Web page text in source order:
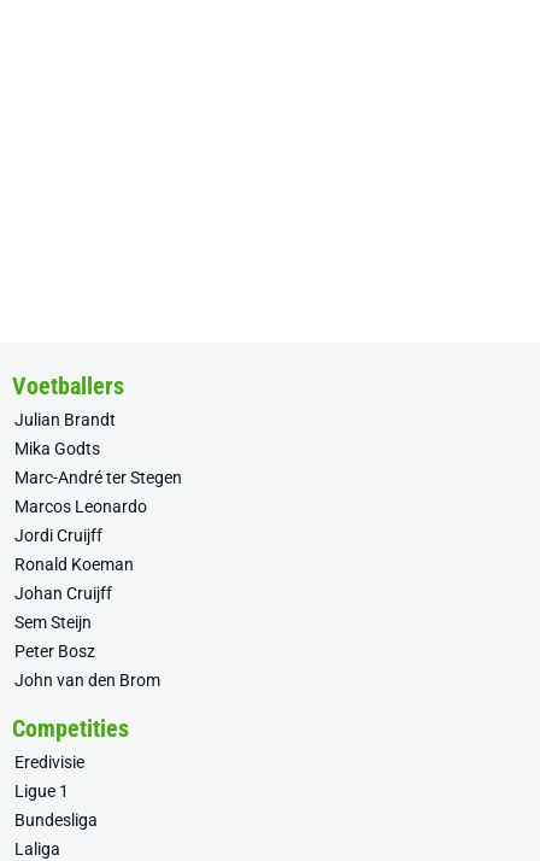
Voetballers
Julian Brandt
Mika Godts
Marc-André ter Stegen
Marcos Leonardo
Jordi Cruijff
Ronald Koeman
Johan Cruijff
Sem Steijn
Peter Bosz
John van den Brom
Competities
Eredivisie
Ligue 1
Bundesliga
Laliga